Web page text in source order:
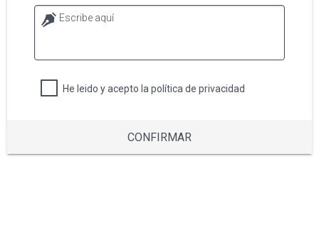
Escribe aquí
He leido y acepto la política de privacidad
CONFIRMAR